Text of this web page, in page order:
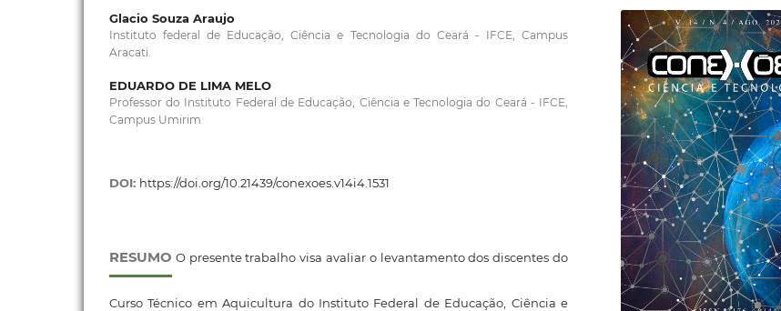
Glacio Souza Araujo
Instituto federal de Educação, Ciência e Tecnologia do Ceará - IFCE, Campus
Aracati.
EDUARDO DE LIMA MELO
Professor do Instituto Federal de Educação, Ciência e Tecnologia do Ceará - IFCE,
Campus Umirim
DOI: https://doi.org/10.21439/conexoes.v14i4.1531
RESUMO O presente trabalho visa avaliar o levantamento dos discentes do
Curso Técnico em Aquicultura do Instituto Federal de Educação, Ciência e